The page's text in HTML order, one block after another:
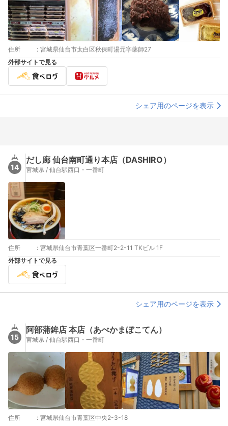
住所 : 宮城県仙台市太白区秋保町湯元字薬師27
外部サイトで見る
シェア用のページを表示
14
だし廊 仙台南町通り本店（DASHIRO）
宮城県 / 仙台駅西口・一番町
住所 : 宮城県仙台市青葉区一番町2-2-11 TKビル 1F
外部サイトで見る
シェア用のページを表示
15
阿部蒲鉾店 本店（あべかまぼこてん）
宮城県 / 仙台駅西口・一番町
住所 : 宮城県仙台市青葉区中央2-3-18